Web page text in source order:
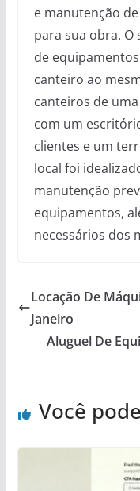
e manutenção
para sua obra.
de
canteiro ao
canteiros de uma
com um
clientes e um
local foi
manutenção
equipamentos,
necessários dos
Locação De
Janeiro
Aluguel De
Você